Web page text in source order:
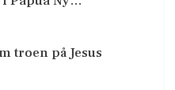
troen på Jesus